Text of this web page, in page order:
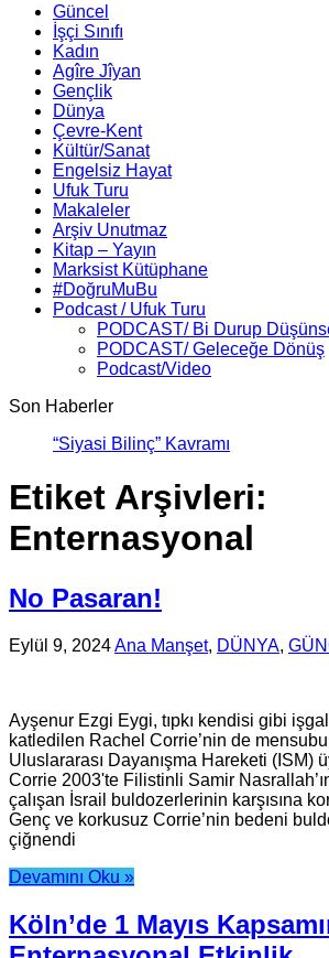
Güncel
İşçi Sınıfı
Kadın
Agîre Jîyan
Gençlik
Dünya
Çevre-Kent
Kültür/Sanat
Engelsiz Hayat
Ufuk Turu
Makaleler
Arşiv Unutmaz
Kitap – Yayın
Marksist Kütüphane
#DoğruMuBu
Podcast / Ufuk Turu
PODCAST/ Bi Durup
PODCAST/ Geleceğe Dönüş
Podcast/Video
Son Haberler
“Siyasi Bilinç” Kavramının Unsurla
Etiket Arşivleri:
Enternasyonal
No Pasaran!
Eylül 9, 2024Ana Manşet, DÜNYA,
Ayşenur Ezgi Eygi, tıpkı kendisi gibi
katledilen Rachel Corrie’nin de
Uluslararası Dayanışma Hareketi (ISM)
Corrie 2003'te Filistinli Samir
çalışan İsrail buldozerlerinin karşısına
Genç ve korkusuz Corrie’nin bedeni
çiğnendi
Devamını Oku »
Köln’de 1 Mayıs